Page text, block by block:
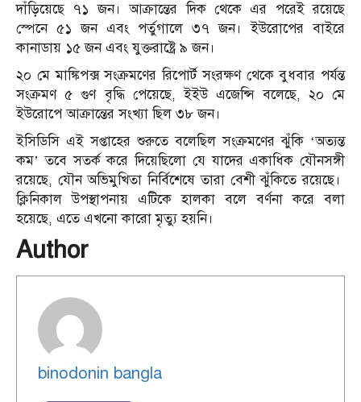
দাঁড়িয়েছে ৭১ জন। আক্রান্তের দিক থেকে এর পরেই রয়েছে
স্পেনে ৫১ জন এবং পর্তুগালে ৩৭ জন। ইউরোপের বাইরে
কানাডায় ১৫ জন এবং যুক্তরাষ্ট্রে ৯ জন।
২০ মে মাঙ্কিপক্স সংক্রমণের রিপোর্ট সংরক্ষণ থেকে বুধবার পর্যন্ত
সংক্রমণ ৫ গুণ বৃদ্ধি পেয়েছে, ইইউ এজেন্সি বলেছে, ২০ মে
ইউরোপে আক্রান্তের সংখ্যা ছিল ৩৮ জন।
ইসিডিসি এই সপ্তাহের শুরুতে বলেছিল সংক্রমণের ঝুঁকি ‘অত্যন্ত
কম’ তবে সতর্ক করে দিয়েছিলো যে যাদের একাধিক যৌনসঙ্গী
রয়েছে, যৌন অভিমুখিতা নির্বিশেষে তারা বেশী ঝুঁকিতে রয়েছে।
ক্লিনিকাল উপস্থাপনায় এটিকে হালকা বলে বর্ণনা করে বলা
হয়েছে, এতে এখনো কারো মৃত্যু হয়নি।
Author
binodonin bangla